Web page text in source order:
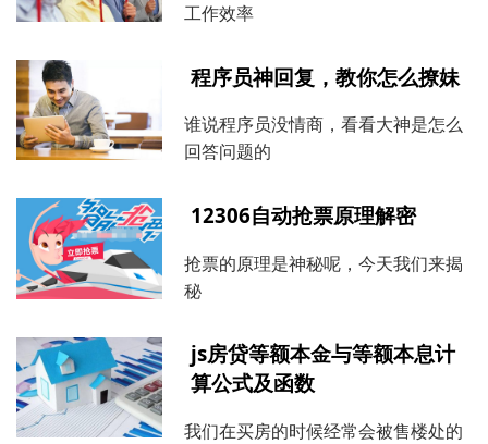
工作效率
程序员神回复，教你怎么撩妹
谁说程序员没情商，看看大神是怎么
回答问题的
12306自动抢票原理解密
抢票的原理是神秘呢，今天我们来揭
秘
js房贷等额本金与等额本息计
算公式及函数
我们在买房的时候经常会被售楼处的